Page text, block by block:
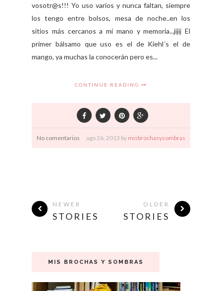
vosotr@s!!! Yo uso varios y nunca faltan, siempre
los tengo entre bolsos, mesa de noche..en los
sitios más cercanos a mi mano y memoria...jijij El
primer bálsamo que uso es el de Kiehl´s el de
mango, ya muchas la conocerán pero es...
CONTINUE READING
No comentarios ago 26, 2013 by misbrochasysombras
NEWER
STORIES
OLDER
STORIES
MIS BROCHAS Y SOMBRAS